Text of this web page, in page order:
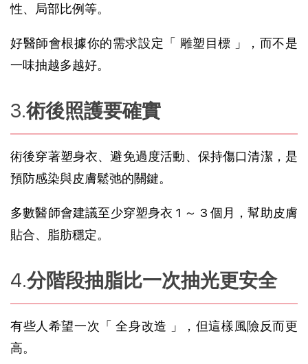
性、局部比例等。
好醫師會根據你的需求設定「 雕塑目標 」，而不是
一味抽越多越好。
術後照護要確實
術後穿著塑身衣、避免過度活動、保持傷口清潔，是
預防感染與皮膚鬆弛的關鍵。
多數醫師會建議至少穿塑身衣 1 ～ 3 個月，幫助皮膚
貼合、脂肪穩定。
分階段抽脂比一次抽光更安全
有些人希望一次「 全身改造 」，但這樣風險反而更
高。